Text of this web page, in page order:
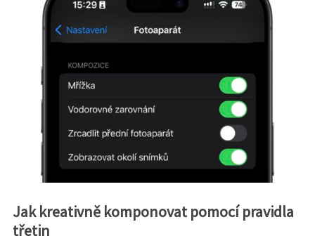
Jak kreativně komponovat pomocí pravidla
třetin